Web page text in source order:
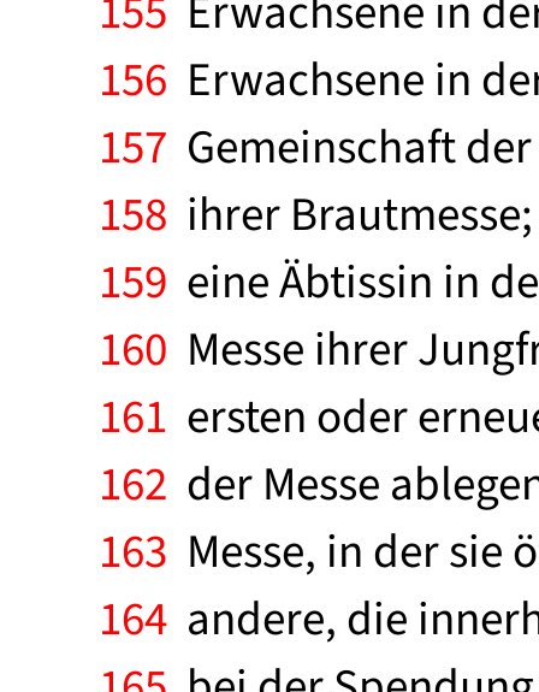
156 Erwachsene in
157 Gemeinschaft
158 ihrer
159 eine Äbtissin in
160 Messe ihrer
161 ersten oder
162 der Messe
163 Messe, in der sie
164 andere, die